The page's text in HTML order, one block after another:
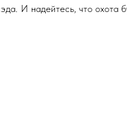
И надейтесь, что охота